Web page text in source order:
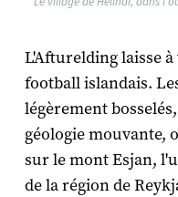
L'Afturelding laisse
football islandais.
légèrement
géologie mouvante,
sur le mont Esjan,
de la région de